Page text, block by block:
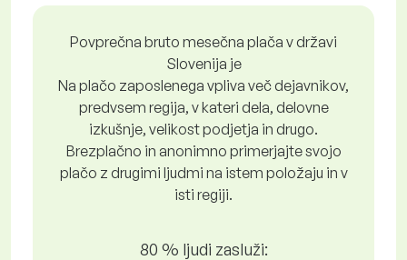
Povprečna bruto mesečna plača v državi
Slovenija je
Na plačo zaposlenega vpliva več dejavnikov,
predvsem regija, v kateri dela, delovne
izkušnje, velikost podjetja in drugo.
Brezplačno in anonimno primerjajte svojo
plačo z drugimi ljudmi na istem položaju in v
isti regiji.
80 % ljudi zasluži: